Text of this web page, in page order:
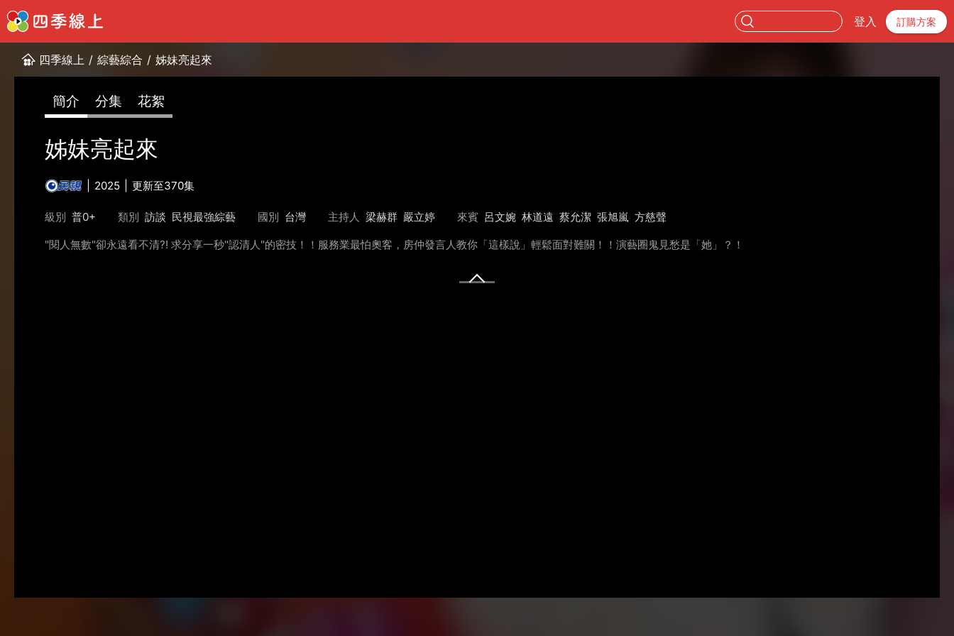
登入 訂購方案
四季線上 / 綜藝綜合 / 姊妹亮起來
簡介 分集 花絮
姊妹亮起來
2025 更新至370集
級別 普0+ 類別 訪談 民視最強綜藝 國別 台灣 主持人 梁赫群 嚴立婷 來賓 呂文婉 林道遠 蔡允潔 張旭嵐 方慈聲
"閱人無數"卻永遠看不清?! 求分享一秒"認清人"的密技！！服務業最怕奧客，房仲發言人教你「這樣說」輕鬆面對難關！！演藝圈鬼見愁是「她」？！